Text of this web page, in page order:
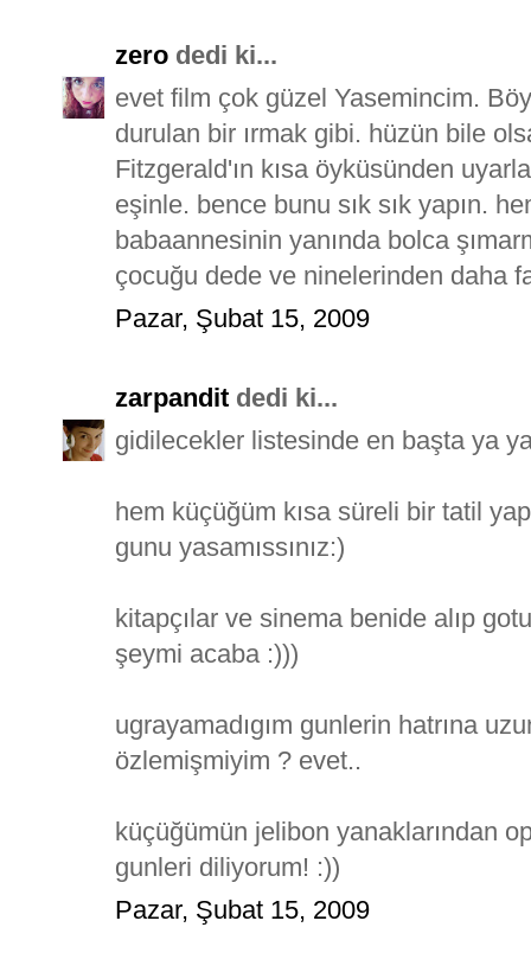
zero dedi ki...
evet film çok güzel Yasemincim.
durulan bir ırmak gibi. hüzün bile
Fitzgerald'ın kısa öyküsünden
eşinle. bence bunu sık sık yapın.
babaannesinin yanında bolca
çocuğu dede ve ninelerinden daha
Pazar, Şubat 15, 2009
zarpandit dedi ki...
gidilecekler listesinde en başta ya
hem küçüğüm kısa süreli bir tatil
gunu yasamıssınız:)
kitapçılar ve sinema benide alıp
şeymi acaba :)))
ugrayamadıgım gunlerin hatrına
özlemişmiyim ? evet..
küçüğümün jelibon yanaklarından
gunleri diliyorum! :))
Pazar, Şubat 15, 2009